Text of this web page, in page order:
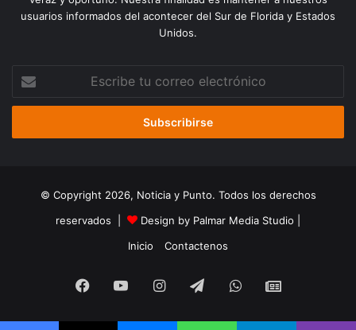
usuarios informados del acontecer del Sur de Florida y Estados
Unidos.
correo
© Copyright 2026, Noticia y Punto. Todos los derechos
reservados |
Design by Palmar Media Studio
Inicio
Contactenos
Facebook
YouTubeInstagramTelegramWhatsApp
Google
Noticias